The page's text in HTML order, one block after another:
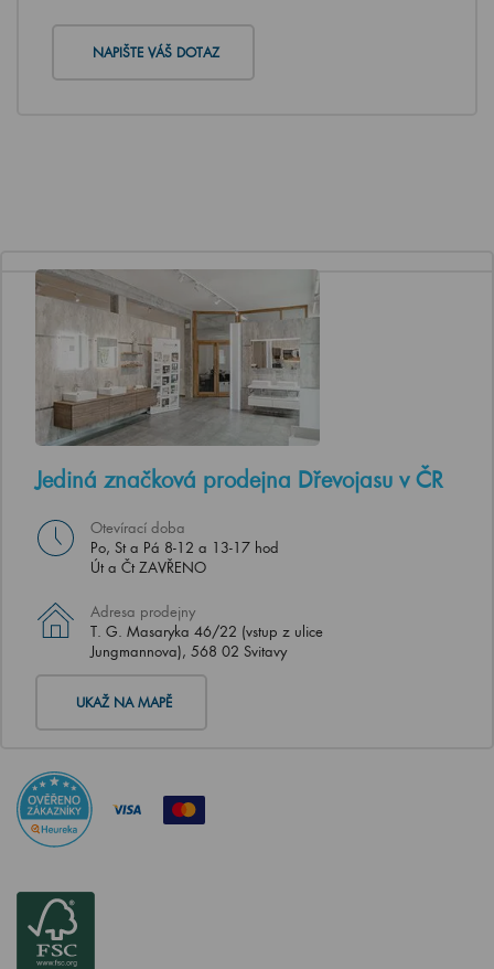
NAPIŠTE VÁŠ DOTAZ
Jediná značková prodejna Dřevojasu v ČR
Otevírací doba
Po, St a Pá 8-12 a 13-17 hod
Út a Čt ZAVŘENO
Adresa prodejny
T. G. Masaryka 46/22 (vstup z ulice
Jungmannova), 568 02 Svitavy
UKAŽ NA MAPĚ